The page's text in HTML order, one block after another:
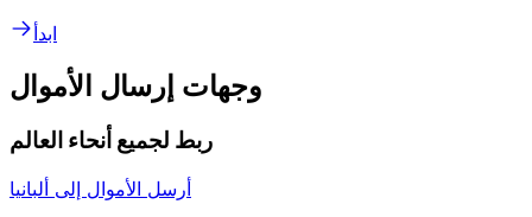
ابدأ
وجهات إرسال الأموال
ربط لجميع أنحاء العالم
أرسل الأموال إلى ألبانيا